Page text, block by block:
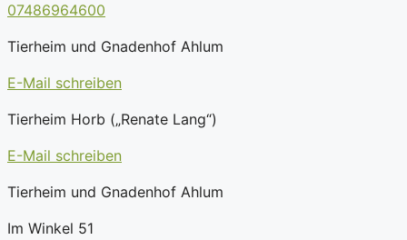
07486964600
Tierheim und Gnadenhof Ahlum
E-Mail schreiben
Tierheim Horb („Renate Lang“)
E-Mail schreiben
Tierheim und Gnadenhof Ahlum
Im Winkel 51